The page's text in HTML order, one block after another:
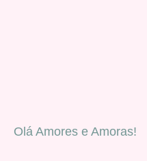
Olá Amores e Amoras!